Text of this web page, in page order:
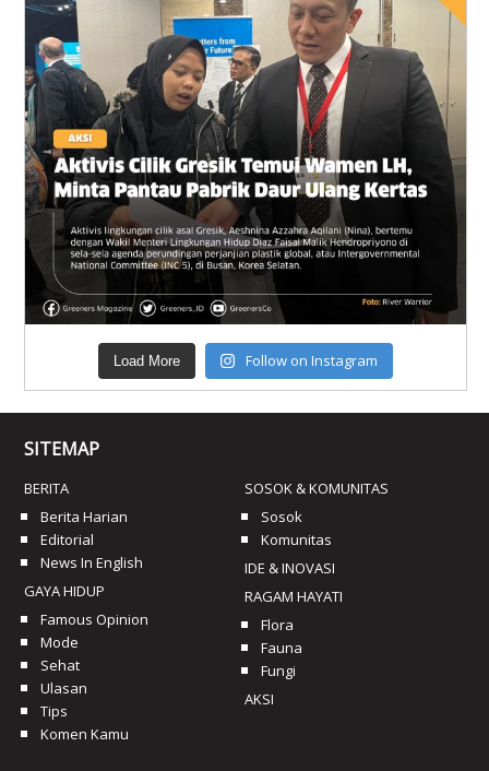
Load More Follow on Instagram
SITEMAP
BERITA
Berita Harian
Editorial
News In English
GAYA HIDUP
Famous Opinion
Mode
Sehat
Ulasan
Tips
Komen Kamu
SOSOK & KOMUNITAS
Sosok
Komunitas
IDE & INOVASI
RAGAM HAYATI
Flora
Fauna
Fungi
AKSI